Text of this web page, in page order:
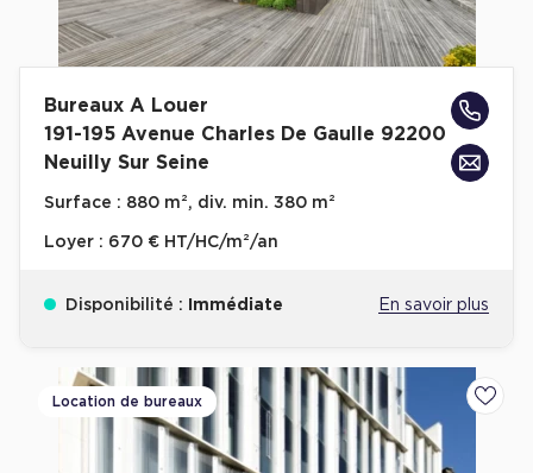
Achat de Commerces à Dijon
Bureaux privés
Bureaux privés à Neuilly-sur-Seine
Plateaux opérés
Plateaux opérés à Paris
Bureaux A Louer
191-195 Avenue Charles De Gaulle 92200
Neuilly Sur Seine
Surface : 880 m², div. min. 380 m²
Loyer : 670 € HT/HC/m²/an
Disponibilité : Immédiate En savoir plus
Location de bureaux